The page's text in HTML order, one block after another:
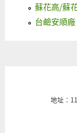
蘇花高/蘇
台鹼安順
地址：